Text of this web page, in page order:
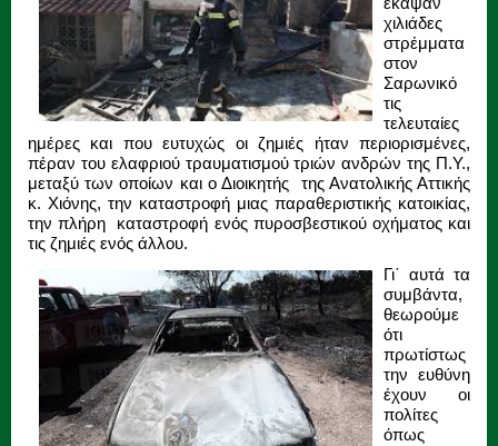
χιλιάδες
στρέμματα
στον
Σαρωνικό
τις
τελευταίες
ημέρες και που ευτυχώς οι ζημιές ήταν περιορισμένες,
πέραν του ελαφριού τραυματισμού τριών ανδρών της Π.Υ.,
μεταξύ των οποίων και ο Διοικητής της Ανατολικής Αττικής
κ. Χιόνης, την καταστροφή μιας παραθεριστικής κατοικίας,
την πλήρη καταστροφή ενός πυροσβεστικού οχήματος και
τις ζημιές ενός άλλου.
Γι΄ αυτά τα
συμβάντα,
θεωρούμε
ότι
πρωτίστως
την ευθύνη
έχουν οι
πολίτες
όπως